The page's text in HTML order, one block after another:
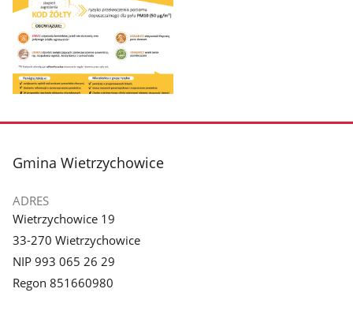
zdjęcie
galerii.
stopka
Gmina Wietrzychowice
ADRES
Wietrzychowice 19
33-270 Wietrzychowice
NIP 993 065 26 29
Regon 851660980